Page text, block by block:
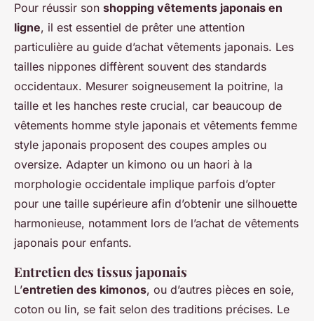
Pour réussir son shopping vêtements japonais en
ligne, il est essentiel de prêter une attention
particulière au guide d’achat vêtements japonais. Les
tailles nippones diffèrent souvent des standards
occidentaux. Mesurer soigneusement la poitrine, la
taille et les hanches reste crucial, car beaucoup de
vêtements homme style japonais et vêtements femme
style japonais proposent des coupes amples ou
oversize. Adapter un kimono ou un haori à la
morphologie occidentale implique parfois d’opter
pour une taille supérieure afin d’obtenir une silhouette
harmonieuse, notamment lors de l’achat de vêtements
japonais pour enfants.
Entretien des tissus japonais
L’entretien des kimonos, ou d’autres pièces en soie,
coton ou lin, se fait selon des traditions précises. Le